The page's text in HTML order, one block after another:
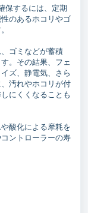
保するには、定期
のあるホコリやゴ
ゴミなどが蓄積
。その結果、フェ
ズ、静電気、さら
汚れやホコリが付
にくくなることも
酸化による摩耗を
ントローラーの寿